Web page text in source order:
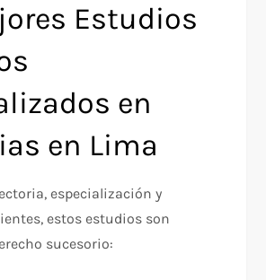
Estudios
en
en Lima
especialización y
estos estudios son
sucesorio: